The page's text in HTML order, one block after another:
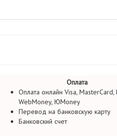
Оплата
Оплата онлайн Visa,
WebMoney, ЮMoney
Перевод на банковскую карту
Банковский счет